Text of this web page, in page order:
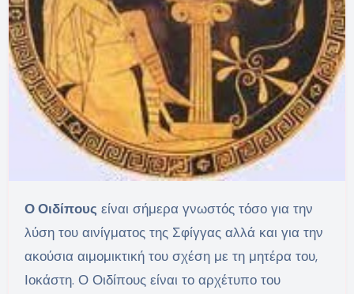
Ο Οιδίπους είναι σήμερα γνωστός τόσο για την
λύση του αινίγματος της Σφίγγας αλλά και για την
ακούσια αιμομικτική του σχέση με τη μητέρα του,
Ιοκάστη. Ο Οιδίπους είναι το αρχέτυπο του